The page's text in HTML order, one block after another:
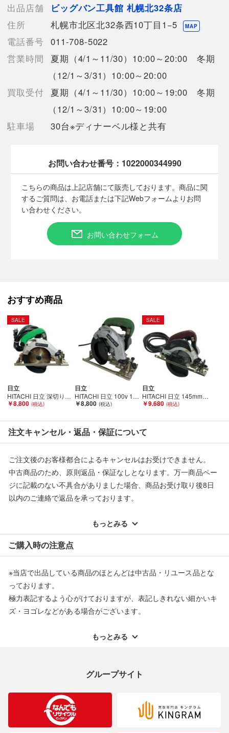
う場合がございます。
売切れの場合は、ご購入をキャンセルさせていただく場合がござ
います。】
【備考/コメント】
使用に伴うキズや汚れがございます。
店頭展示品のため、微細な傷汚れ等に関しましてはご容赦下さい
ませ。
ご理解、ご了承の店上ご入札くださいますようお願い致します。
こちらの商品はお客様から買取させていただいた商品であり、
人の手を経た商品です。
■弊社（株式会社オカモト）を装った偽装サイトにご注意くださ
弊社（株式会社オカモト）の商品画像や文章を無断盗用した『偽
装サイト』を確認しておりますが、
当店とは一切関係がございませんのでご注意ください。
出品店舗
ビッグバン工具館 札幌北32条店
住所
札幌市北区北32条西10丁目1−5 MAP
電話番号 011-708-5022
営業時間
夏期（4/1～11/30）10:00～20:00 冬期
（12/1～3/31）10:00～20:00
買取受付
夏期（4/1～11/30）10:00～19:00 冬期
（12/1～3/31）10:00～19:00
駐車場
30台※ディナーベル様と共有
お問い合わせ番号： 1022000344990
こちらの商品は上記店舗にて販売しております。商品に関
するご質問は、お電話または下記Webフォームよりお問
い合わせください。
お問い合わせフォーム
おすすめ商品
SALE
日立
HITACHI 日立 深切り丸ノコ コード式 100v 2008.12製造 C5MBYA グリーン Cランク
￥8,800
日立
HITACHI 日立 100v 157mm 丸のこ T型レンチ付 C5MBYA ブラック×グリーン Cランク
￥8,800
SALE
日立
HITACHI 日立 145mm 深切り電子丸のこ C5MVY 本体のみ コード式 2016年製 キズヨゴレ有 Cランク
￥9,680
注文キャンセル・返品・保証について
ご注文後のお客様都合によるキャンセルはお受けできません。
中古商品のため、原則返品・保証なしとなります。万一商品ペー
ジに記載のない不具合がありました場合、商品お受け取り後8日
以内のご連絡で返品を承っております。
配送料ともに当社負担で対応いたします。
※オンラインストアで購入頂いた商品は、店頭での返品はお受け
できません。また、商品の修理及び交換に関しては承ることがで
返品・交換について
もっとみる
ご購入時の注意点
※当店で出品している商品のほとんどは中古品・リユース品とな
っております。
極力表記するよう心がけておりますが、表記しきれない細かいキ
ズ・ヨゴレなどがある場合がございます。
ご理解くださいますようお願い申し上げます。
合がございますのでご了承ください。
※表記したカラー名は、当社が判断した名称を掲載しています。
製造元が定めたカラー名と異なることもあります。色調などご不
もっとみる
グループサイト